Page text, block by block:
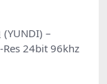
–
24bit 96khz